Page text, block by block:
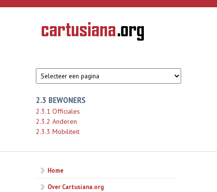
Overslaan en naar de inhoud gaan
CARTUSIANA
Geschiedenis
van de
2.3 BEWONERS
2.3.1 Officiales
2.3.2 Anderen
2.3.3 Mobiliteit
Home
Over Cartusiana.org